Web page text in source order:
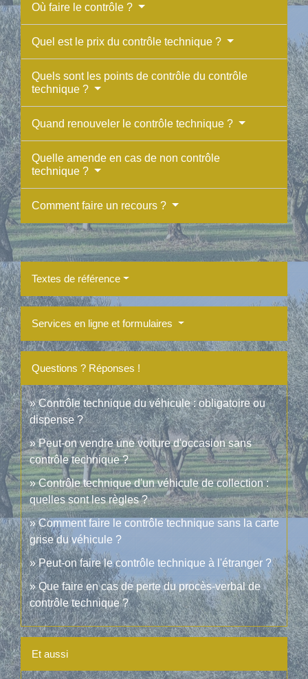
Où faire le contrôle ?
Quel est le prix du contrôle technique ?
Quels sont les points de contrôle du contrôle
technique ?
Quand renouveler le contrôle technique ?
Quelle amende en cas de non contrôle
technique ?
Comment faire un recours ?
Textes de référence
Services en ligne et formulaires
Questions ? Réponses !
Contrôle technique du véhicule : obligatoire ou
dispense ?
Peut-on vendre une voiture d'occasion sans
contrôle technique ?
Contrôle technique d'un véhicule de collection :
quelles sont les règles ?
Comment faire le contrôle technique sans la carte
grise du véhicule ?
Peut-on faire le contrôle technique à l'étranger ?
Que faire en cas de perte du procès-verbal de
contrôle technique ?
Et aussi